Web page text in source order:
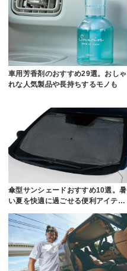
車用芳香剤のおすすめ29選。おしゃ
れな人気製品や長持ちするモノも
傘型サンシェードおすすめ10選。暑
い夏を快適に過ごせる便利アイテ…